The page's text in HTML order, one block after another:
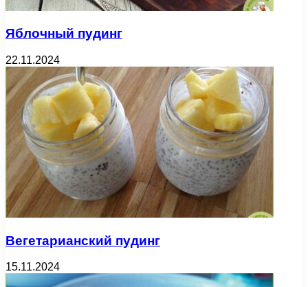
Яблочный пудинг
22.11.2024
Вегетарианский пудинг
15.11.2024